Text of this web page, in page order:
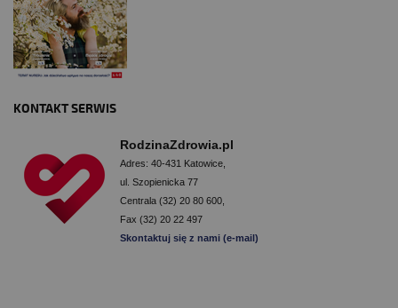
KONTAKT SERWIS
RodzinaZdrowia.pl
Adres: 40-431 Katowice,
ul. Szopienicka 77
Centrala (32) 20 80 600,
Fax (32) 20 22 497
Skontaktuj się z nami (e-mail)